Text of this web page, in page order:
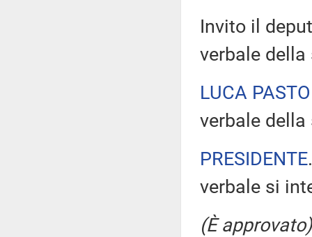
Invito il
verbale della
LUCA
verbale
PRESIDENTE
verbale si
(È approvato)